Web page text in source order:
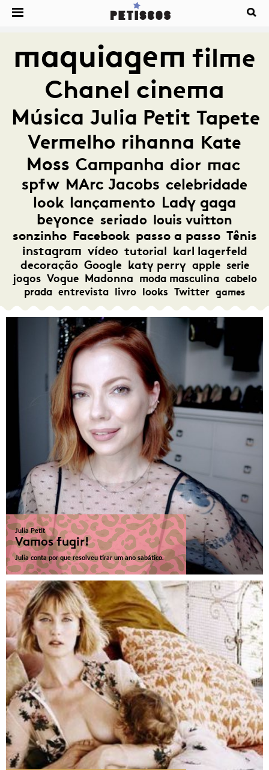
maquiagem filme
Chanel cinema
Música Julia Petit Tapete
Vermelho rihanna Kate
Moss Campanha dior mac
spfw MArc Jacobs celebridade
look lançamento Lady gaga
beyonce seriado louis vuitton
sonzinho Facebook passo a passo Tênis
instagram vídeo tutorial karl lagerfeld
decoração Google katy perry apple serie
jogos Vogue Madonna moda masculina cabelo
prada entrevista livro looks Twitter games
Julia Petit
Vamos fugir!
Julia conta por que resolveu tirar um ano sabático.